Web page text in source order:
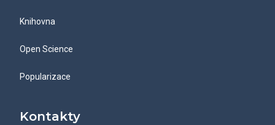
Knihovna
Open Science
Popularizace
Kontakty